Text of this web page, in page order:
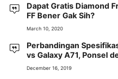
Dapat Gratis Diamond
FF Bener Gak Sih?
March 10, 2020
Perbandingan
vs Galaxy A71, Ponsel
December 16, 2019